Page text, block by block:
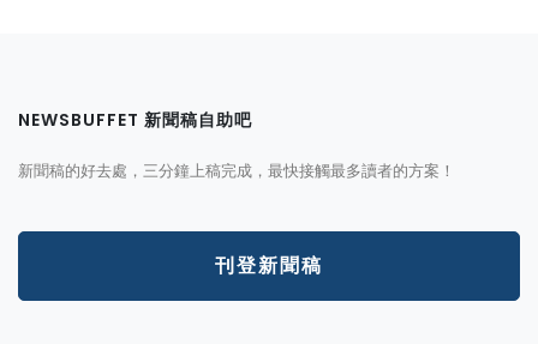
NEWSBUFFET 新聞稿自助吧
新聞稿的好去處，三分鐘上稿完成，最快接觸最多讀者的方案！
刊登新聞稿